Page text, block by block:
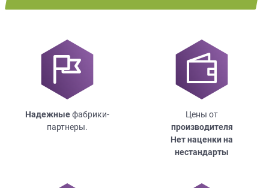
Надежныефабрики-
партнеры.
Цены от
производителя
Нет наценки на
нестандарты